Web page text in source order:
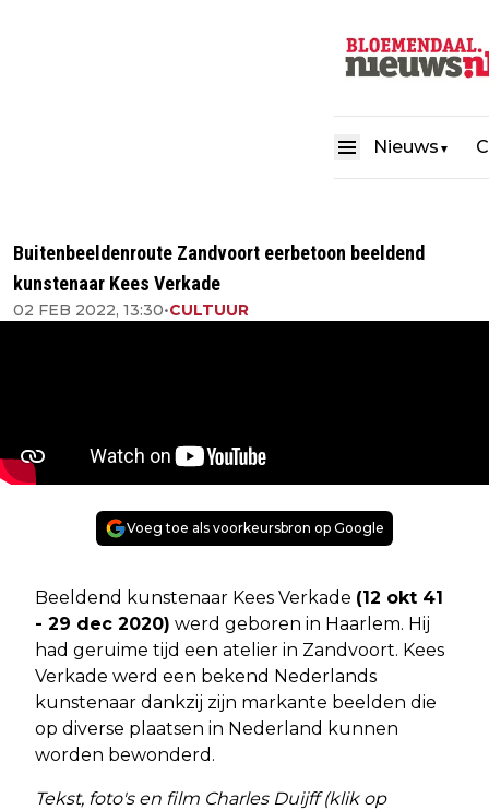
Nieuws ▼
Buitenbeeldenroute Zandvoort eerbetoon beeldend
kunstenaar Kees Verkade
02 FEB 2022, 13:30•CULTUUR
Voeg toe als voorkeursbron op Google
Beeldend kunstenaar Kees Verkade (12 okt 41
- 29 dec 2020) werd geboren in Haarlem. Hij
had geruime tijd een atelier in Zandvoort. Kees
Verkade werd een bekend Nederlands
kunstenaar dankzij zijn markante beelden die
op diverse plaatsen in Nederland kunnen
worden bewonderd.
Tekst, foto's en film Charles Duijff (klik op